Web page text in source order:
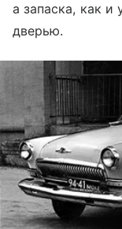
а запаска, как и
дверью.